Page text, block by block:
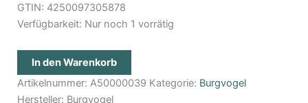
GTIN: 4250097305878
Verfügbarkeit: Nur noch 1 vorrätig
In den Warenkorb
Artikelnummer: A50000039 Kategorie: Burgvogel
Hersteller: Burgvogel